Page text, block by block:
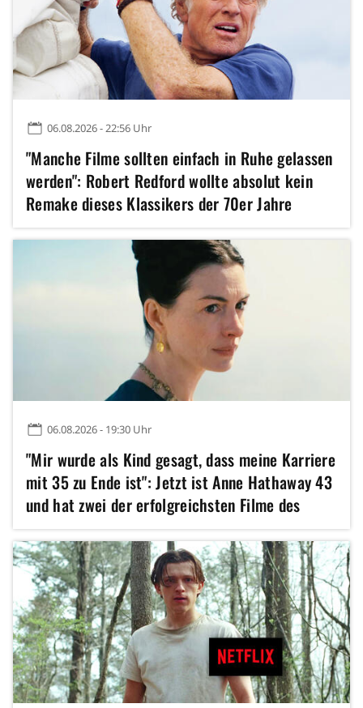
06.08.2026 - 22:56 Uhr
"Manche Filme sollten einfach in Ruhe gelassen
werden": Robert Redford wollte absolut kein
Remake dieses Klassikers der 70er Jahre
06.08.2026 - 19:30 Uhr
"Mir wurde als Kind gesagt, dass meine Karriere
mit 35 zu Ende ist": Jetzt ist Anne Hathaway 43
und hat zwei der erfolgreichsten Filme des
Jahres gedreht